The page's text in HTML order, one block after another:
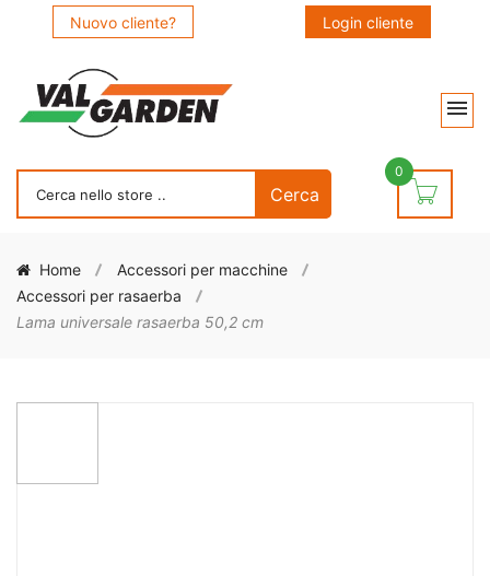
Nuovo cliente? Login cliente
0
Home
Accessori per macchine
Accessori per rasaerba
Lama universale rasaerba 50,2 cm